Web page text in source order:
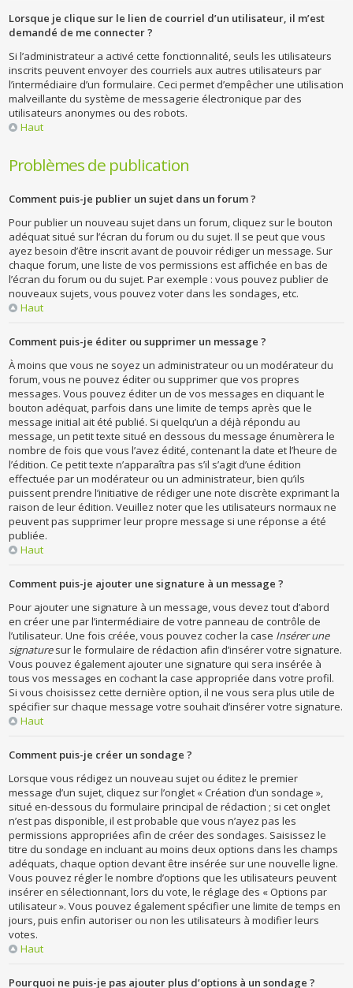
Lorsque je clique sur le lien de courriel d’un utilisateur, il m’est
demandé de me connecter ?
Si l’administrateur a activé cette fonctionnalité, seuls les utilisateurs
inscrits peuvent envoyer des courriels aux autres utilisateurs par
l’intermédiaire d’un formulaire. Ceci permet d’empêcher une utilisation
malveillante du système de messagerie électronique par des
utilisateurs anonymes ou des robots.
Haut
Problèmes de publication
Comment puis-je publier un sujet dans un forum ?
Pour publier un nouveau sujet dans un forum, cliquez sur le bouton
adéquat situé sur l’écran du forum ou du sujet. Il se peut que vous
ayez besoin d’être inscrit avant de pouvoir rédiger un message. Sur
chaque forum, une liste de vos permissions est affichée en bas de
l’écran du forum ou du sujet. Par exemple : vous pouvez publier de
nouveaux sujets, vous pouvez voter dans les sondages, etc.
Haut
Comment puis-je éditer ou supprimer un message ?
À moins que vous ne soyez un administrateur ou un modérateur du
forum, vous ne pouvez éditer ou supprimer que vos propres
messages. Vous pouvez éditer un de vos messages en cliquant le
bouton adéquat, parfois dans une limite de temps après que le
message initial ait été publié. Si quelqu’un a déjà répondu au
message, un petit texte situé en dessous du message énumèrera le
nombre de fois que vous l’avez édité, contenant la date et l’heure de
l’édition. Ce petit texte n’apparaîtra pas s’il s’agit d’une édition
effectuée par un modérateur ou un administrateur, bien qu’ils
puissent prendre l’initiative de rédiger une note discrète exprimant la
raison de leur édition. Veuillez noter que les utilisateurs normaux ne
peuvent pas supprimer leur propre message si une réponse a été
publiée.
Haut
Comment puis-je ajouter une signature à un message ?
Pour ajouter une signature à un message, vous devez tout d’abord
en créer une par l’intermédiaire de votre panneau de contrôle de
l’utilisateur. Une fois créée, vous pouvez cocher la case Insérer une
signaturesur le formulaire de rédaction afin d’insérer votre signature.
Vous pouvez également ajouter une signature qui sera insérée à
tous vos messages en cochant la case appropriée dans votre profil.
Si vous choisissez cette dernière option, il ne vous sera plus utile de
spécifier sur chaque message votre souhait d’insérer votre signature.
Haut
Comment puis-je créer un sondage ?
Lorsque vous rédigez un nouveau sujet ou éditez le premier
message d’un sujet, cliquez sur l’onglet « Création d’un sondage »,
situé en-dessous du formulaire principal de rédaction ; si cet onglet
n’est pas disponible, il est probable que vous n’ayez pas les
permissions appropriées afin de créer des sondages. Saisissez le
titre du sondage en incluant au moins deux options dans les champs
adéquats, chaque option devant être insérée sur une nouvelle ligne.
Vous pouvez régler le nombre d’options que les utilisateurs peuvent
insérer en sélectionnant, lors du vote, le réglage des « Options par
utilisateur ». Vous pouvez également spécifier une limite de temps en
jours, puis enfin autoriser ou non les utilisateurs à modifier leurs
votes.
Haut
Pourquoi ne puis-je pas ajouter plus d’options à un sondage ?